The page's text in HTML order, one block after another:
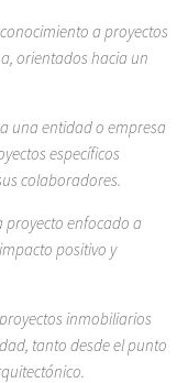
a proyectos
orientados hacia un
una entidad o empresa
específicos
colaboradores.
proyecto enfocado a
positivo y
inmobiliarios
tanto desde el punto